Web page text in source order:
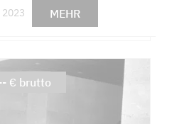
2023 MEHR
€ brutto